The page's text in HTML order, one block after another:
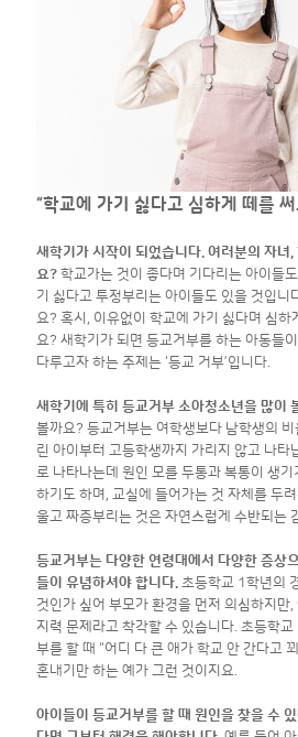
“학교에 가기 싫다고 심하게 떼를 써
새학기가 시작이 되었습니다. 여러분의 자녀
요? 학교가는 것이 좋다며 기다리는 아이들
기 싫다고 투정부리는 아이들도 있을 것입니
요? 혹시, 이유없이 학교에 가기 싫다며 심하
요? 새학기가 되면 등교거부를 하는 아동들
다루고자 하는 주제는 ‘등교 거부’입니다.
새학기에 특히 등교거부 소아청소년을 많이
볼까요? 등교거부는 여학생보다 남학생의
린 아이부터 고등학생까지 가리지 않고 나타
로 나타나는데 원인 모를 두통과 복통이 생
하기도 하며, 교실에 들어가는 것 자체를 두
울고 짜증부리는 것은 자연스럽게 수반되는
등교거부는 다양한 연령대에서 다양한 증상
들이 유념하셔야 합니다. 초등학교 1학년의
것인가 싶어 부모가 환경을 먼저 의심하지만,
지력 문제라고 착각할 수 있습니다. 초등학
부를 할 때 “어디 다 큰 애가 학교 안 간다고
혼내기만 하는 예가 그런 것이지요.
아이들이 등교거부를 할 때 원인을 찾을 수